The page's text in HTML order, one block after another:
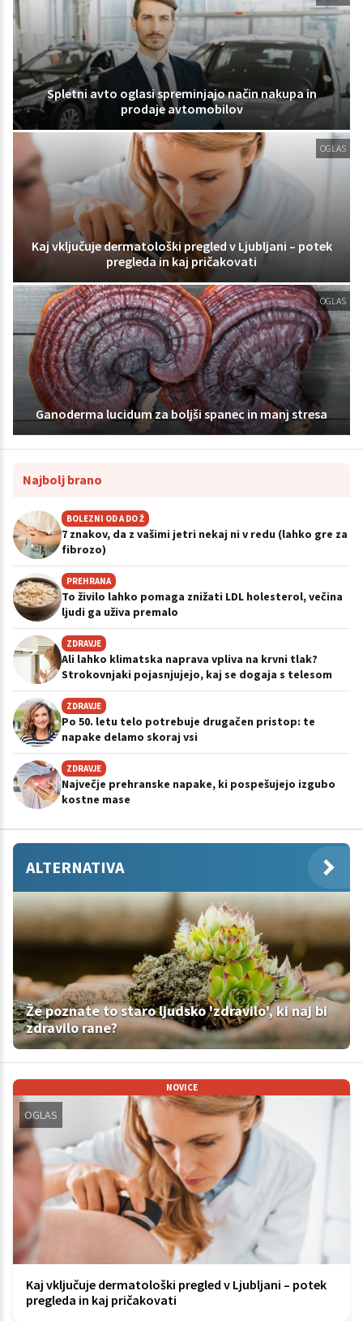
Spletni avto oglasi spreminjajo način nakupa in
prodaje avtomobilov
OGLAS
Kaj vključuje dermatološki pregled v Ljubljani – potek
pregleda in kaj pričakovati
OGLAS
Ganoderma lucidum za boljši spanec in manj stresa
Najbolj brano
BOLEZNI OD A DO Ž
7 znakov, da z vašimi jetri nekaj ni v redu (lahko gre za
fibrozo)
PREHRANA
To živilo lahko pomaga znižati LDL holesterol, večina
ljudi ga uživa premalo
ZDRAVJE
Ali lahko klimatska naprava vpliva na krvni tlak?
Strokovnjaki pojasnjujejo, kaj se dogaja s telesom
ZDRAVJE
Po 50. letu telo potrebuje drugačen pristop: te
napake delamo skoraj vsi
ZDRAVJE
Največje prehranske napake, ki pospešujejo izgubo
kostne mase
ALTERNATIVA
Že poznate to staro ljudsko 'zdravilo', ki naj bi
zdravilo rane?
NOVICE
OGLAS
Kaj vključuje dermatološki pregled v Ljubljani – potek
pregleda in kaj pričakovati